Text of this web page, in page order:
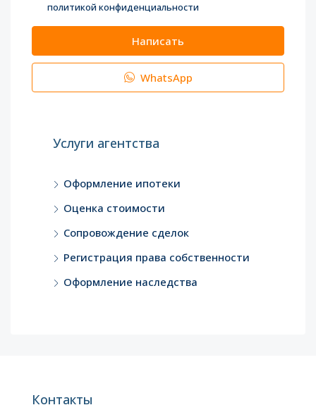
политикой конфиденциальности
Написать
WhatsApp
Услуги агентства
Оформление ипотеки
Оценка стоимости
Сопровождение сделок
Регистрация права собственности
Оформление наследства
Контакты